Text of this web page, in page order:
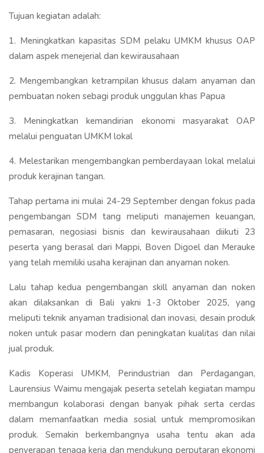
Tujuan kegiatan adalah:
1. Meningkatkan kapasitas SDM pelaku UMKM khusus OAP
dalam aspek menejerial dan kewirausahaan
2. Mengembangkan ketrampilan khusus dalam anyaman dan
pembuatan noken sebagi produk unggulan khas Papua
3. Meningkatkan kemandirian ekonomi masyarakat OAP
melalui penguatan UMKM lokal
4. Melestarikan mengembangkan pemberdayaan lokal melalui
produk kerajinan tangan.
Tahap pertama ini mulai 24-29 September dengan fokus pada
pengembangan SDM tang meliputi manajemen keuangan,
pemasaran, negosiasi bisnis dan kewirausahaan diikuti 23
peserta yang berasal dari Mappi, Boven Digoel dan Merauke
yang telah memiliki usaha kerajinan dan anyaman noken.
Lalu tahap kedua pengembangan skill anyaman dan noken
akan dilaksankan di Bali yakni 1-3 Oktober 2025, yang
meliputi teknik anyaman tradisional dan inovasi, desain produk
noken untuk pasar modern dan peningkatan kualitas dan nilai
jual produk.
Kadis Koperasi UMKM, Perindustrian dan Perdagangan,
Laurensius Waimu mengajak peserta setelah kegiatan mampu
membangun kolaborasi dengan banyak pihak serta cerdas
dalam memanfaatkan media sosial untuk mempromosikan
produk. Semakin berkembangnya usaha tentu akan ada
penyerapan tenaga kerja dan mendukung perputaran ekonomi